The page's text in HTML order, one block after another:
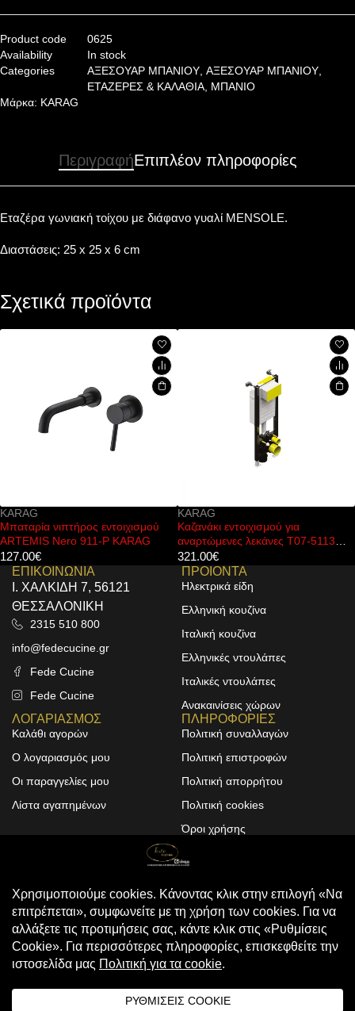
Product code
0625
Availability
In stock
Categories
ΑΞΕΣΟΥΑΡ ΜΠΑΝΙΟΥ, ΑΞΕΣΟΥΑΡ ΜΠΑΝΙΟΥ,
ΕΤΑΖΕΡΕΣ & ΚΑΛΑΘΙΑ, ΜΠΑΝΙΟ
Μάρκα: KARAG
ΠεριγραφήΕπιπλέον πληροφορίες
Εταζέρα γωνιακή τοίχου με διάφανο γυαλί MENSOLE.
Διαστάσεις: 25 x 25 x 6 cm
Σχετικά προϊόντα
KARAG
Μπαταρία νιπτήρος εντοιχισμού
ARTEMIS Nero 911-P KARAG
127.00€
KARAG
Καζανάκι εντοιχισμού για
αναρτώμενες λεκάνες T07-5113
KARAG
321.00€
ΕΠΙΚΟΙΝΩΝΙΑ
Ι. ΧΑΛΚΙΔΗ 7, 56121
ΘΕΣΣΑΛΟΝΙΚΗ
2315 510 800
info@fedecucine.gr
Fede Cucine
Fede Cucine
ΠΡΟΙΟΝΤΑ
Ηλεκτρικά είδη
Ελληνική κουζίνα
Ιταλική κουζίνα
Ελληνικές ντουλάπες
Ιταλικές ντουλάπες
Ανακαινίσεις χώρων
ΛΟΓΑΡΙΑΣΜΟΣ
Καλάθι αγορών
Ο λογαριασμός μου
Οι παραγγελίες μου
Λίστα αγαπημένων
ΠΛΗΡΟΦΟΡΙΕΣ
Πολιτική συναλλαγών
Πολιτική επιστροφών
Πολιτική απορρήτου
Πολιτική cookies
Όροι χρήσης
© 2025 FEDE CUCINE
. All Rights
Reserved
Design & Development by
ALPHA DESIGNERS
Compare (0)